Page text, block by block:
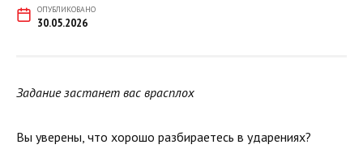
ОПУБЛИКОВАНО
30.05.2026
Задание застанет вас врасплох
Вы уверены, что хорошо разбираетесь в ударениях?